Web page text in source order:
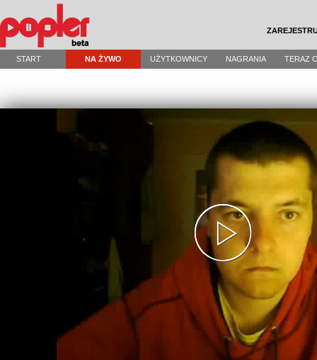
START NA ŻYWO UŻYTKOWNICY NAGRANIA TERAZ